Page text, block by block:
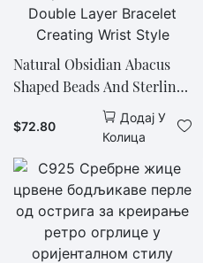
Natural Obsidian Abacus
Shaped Beads And Sterling
Treatment Turquoise Meet
On The Double Layer
Style
$72.80
Додај У
Колица